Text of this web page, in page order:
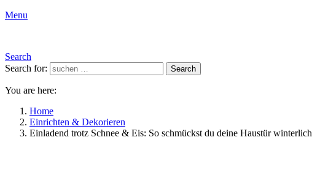
Menu
Search
Search for:
Search
You are here:
Home
Einrichten & Dekorieren
Einladend trotz Schnee & Eis: So schmückst du deine Haustür winterlich